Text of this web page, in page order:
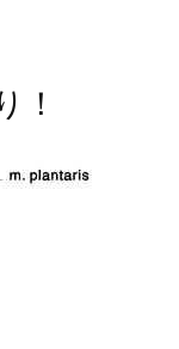
！